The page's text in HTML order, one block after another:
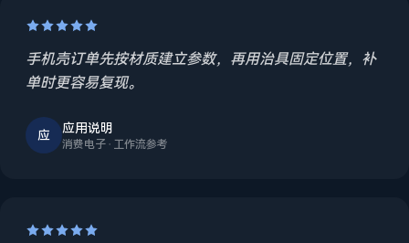
手机壳订单先按材质建立参数，再用治具固定位置，补
单时更容易复现。
应 应用说明
消费电子 · 工作流参考